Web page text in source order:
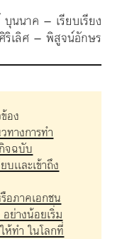
บุนนาค – เรียบเรียง
เลิศ – พิสูจน์อักษร
อง
ทางการทำ
จฉบับ
เเละเข้าถึง
อภาคเอกชน
ย่างน้อยเริ่ม
ห้ทำ ในโลกที่